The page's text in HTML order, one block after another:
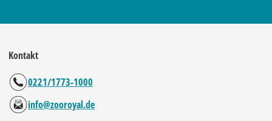
Kontakt
0221/1773-1000
info@zooroyal.de